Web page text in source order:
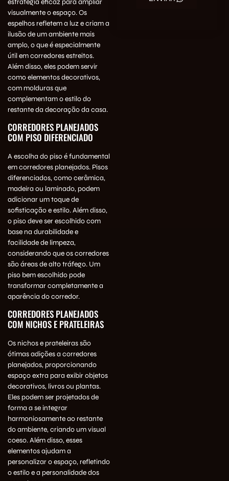
visualmente o espaço. Os
espelhos refletem a luz e criam a
ilusão de um ambiente mais
amplo, o que é especialmente
útil em corredores estreitos.
Além disso, eles podem servir
como elementos decorativos,
com molduras que
complementam o estilo do
restante da decoração da casa.
CORREDORES PLANEJADOS
COM PISO DIFERENCIADO
A escolha do piso é fundamental
em corredores planejados. Pisos
diferenciados, como cerâmica,
madeira ou laminado, podem
adicionar um toque de
sofisticação e estilo. Além disso,
o piso deve ser escolhido com
base na durabilidade e
facilidade de limpeza,
considerando que os corredores
são áreas de alto tráfego. Um
piso bem escolhido pode
transformar completamente a
aparência do corredor.
CORREDORES PLANEJADOS
COM NICHOS E PRATELEIRAS
Os nichos e prateleiras são
ótimas adições a corredores
planejados, proporcionando
espaço extra para exibir objetos
decorativos, livros ou plantas.
Eles podem ser projetados de
forma a se integrar
harmoniosamente ao restante
do ambiente, criando um visual
coeso. Além disso, esses
elementos ajudam a
personalizar o espaço, refletindo
o estilo e a personalidade dos